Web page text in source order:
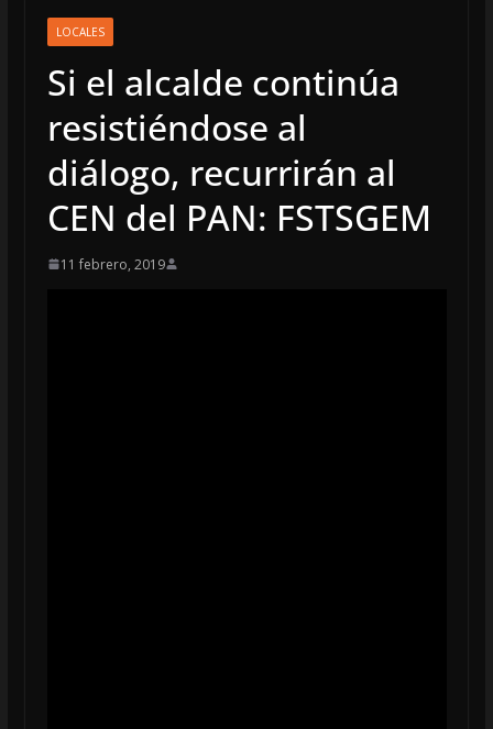
LOCALES
Si el alcalde continúa
resistiéndose al
diálogo, recurrirán al
CEN del PAN: FSTSGEM
11 febrero, 2019